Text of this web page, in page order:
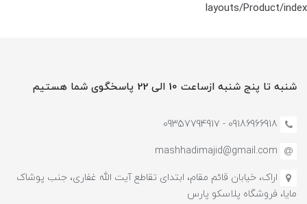
layouts/Product/index
شنبه تا پنج شنبه ازساعت 10 الی 22 پاسخگوی شما هستیم
09186966918 - 0935779491۷
mashhadimajid@gmail.com
اراک، خیابان قائم مقام، ابتدای تقاطع آیت الله غفاری، جنب پوشاک
مایا، فروشگاه پلاسکو پارس